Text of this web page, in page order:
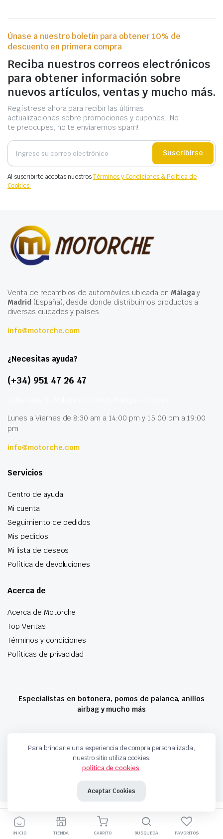
Únase a nuestro boletín para obtener 10% de
descuento en primera compra
Reciba nuestros correos electrónicos
para obtener información sobre
nuevos artículos, ventas y mucho más.
Regístrese ahora para recibir las últimas
actualizaciones sobre promociones y cupones. ¡No
te preocupes, no te enviaremos spam!
Suscribirse
Al suscribirte aceptas nuestrosTérminos y Condiciones & Política de
Cookies.
Venta de recambios de automóviles ubicada en Málagay
Madrid(España), desde donde distribuimos productos a
diversas ciudades y países.
info@motorche.com
¿Necesitas ayuda?
(+34) 951 47 26 47
Lunes a Viernes de 8:30 am a 14:00 pm y 15:00 pm a 19:00
pm
info@motorche.com
Servicios
Centro de ayuda
Mi cuenta
Seguimiento de pedidos
Mis pedidos
Mi lista de deseos
Política de devoluciones
Acerca de
Acerca de Motorche
Top Ventas
Términos y condiciones
Políticas de privacidad
Especialistas en botonera, pomos de palanca, anillos
airbag y mucho más
Copyright 2024 © Motorche Autoparts. Todos los derechos reservados
Para brindarle una experiencia de compra personalizada,
nuestro sitio utiliza cookies.
política de cookies.
Aceptar Cookies
INICIO TIENDA CARRITO BUSQUEDA FAVORITOS